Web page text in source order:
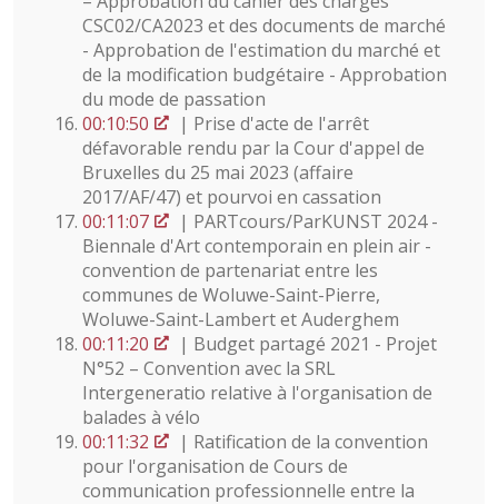
CSC02/CA2023 et des documents de marché
- Approbation de l'estimation du marché et
de la modification budgétaire - Approbation
du mode de passation
00:10:50
| Prise d'acte de l'arrêt
défavorable rendu par la Cour d'appel de
Bruxelles du 25 mai 2023 (affaire
2017/AF/47) et pourvoi en cassation
00:11:07
| PARTcours/ParKUNST 2024 -
Biennale d'Art contemporain en plein air -
convention de partenariat entre les
communes de Woluwe-Saint-Pierre,
Woluwe-Saint-Lambert et Auderghem
00:11:20
| Budget partagé 2021 - Projet
N°52 – Convention avec la SRL
Intergeneratio relative à l'organisation de
balades à vélo
00:11:32
| Ratification de la convention
pour l'organisation de Cours de
communication professionnelle entre la